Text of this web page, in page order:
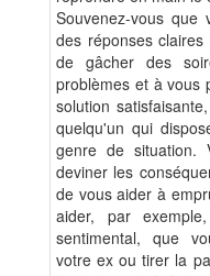
Souvenez-vous que
des réponses
de gâcher des
problèmes et à vous
solution
quelqu'un qui
genre de situation.
deviner les
de vous aider à
aider, par
sentimental, que
votre ex ou tirer la